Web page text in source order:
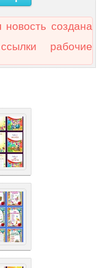
новость создана
рабочие